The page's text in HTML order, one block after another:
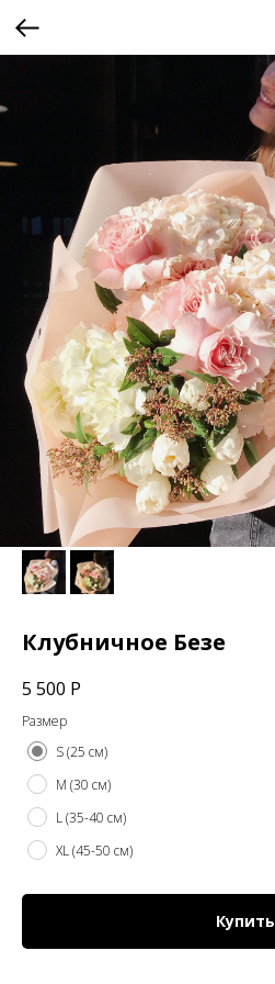
Клубничное Безе
5 500 Р
Размер
S (25 см)
M (30 см)
L (35-40 см)
XL (45-50 см)
Купить